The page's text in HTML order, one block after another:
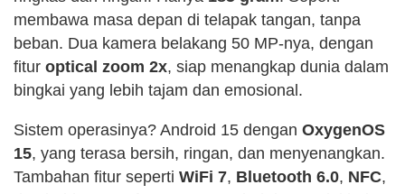
membawa masa depan di telapak tangan, tanpa
beban. Dua kamera belakang 50 MP-nya, dengan
fitur optical zoom 2x, siap menangkap dunia dalam
bingkai yang lebih tajam dan emosional.
Sistem operasinya? Android 15 dengan OxygenOS
15, yang terasa bersih, ringan, dan menyenangkan.
Tambahan fitur seperti WiFi 7, Bluetooth 6.0, NFC,